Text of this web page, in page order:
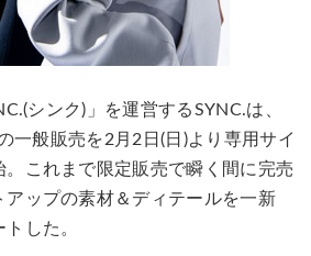
シンク)」を運営するSYNC.は、
一般販売を2月2日(日)より専用サイ
。これまで限定販売で瞬く間に完売
アップの素材＆ディテールを一新
した。